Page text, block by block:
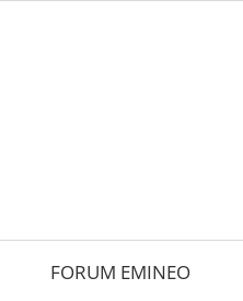
FORUM EMINEO